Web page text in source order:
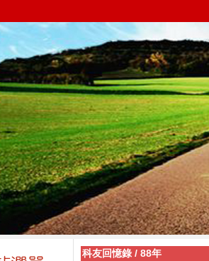
科友回憶錄 / 88年